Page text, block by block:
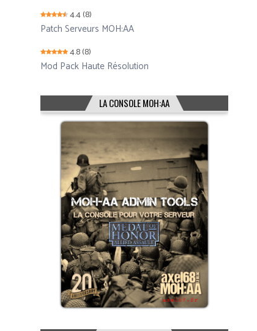
4.4(8)
Patch Serveurs MOH:AA
4.8(8)
Mod Pack Haute Résolution
LA CONSOLE MOH:AA